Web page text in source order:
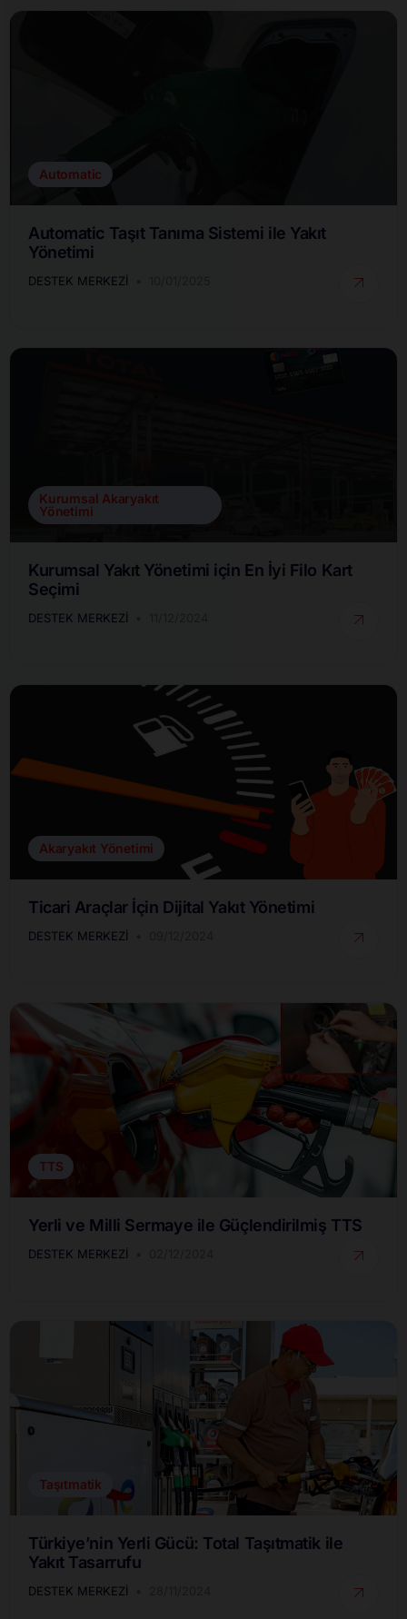
Automatic
Automatic Taşıt Tanıma Sistemi ile Yakıt
Yönetimi
DESTEK MERKEZI
Kurumsal Akaryakıt
Yönetimi
Kurumsal Yakıt Yönetimi için En İyi Filo Kart
Seçimi
DESTEK MERKEZI
Akaryakıt Yönetimi
Ticari Araçlar İçin Dijital Yakıt Yönetimi
DESTEK MERKEZI
TTS
Yerli ve Milli Sermaye ile Güçlendirilmiş TTS
DESTEK MERKEZI
Taşıtmatik
Türkiye’nin Yerli Gücü: Total Taşıtmatik ile
Yakıt Tasarrufu
DESTEK MERKEZI